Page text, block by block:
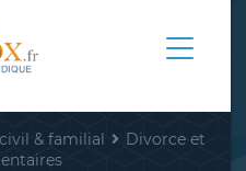
& familial
Divorce et